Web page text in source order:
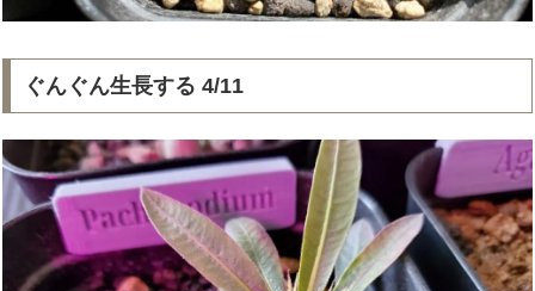
ぐんぐん生長する 4/11